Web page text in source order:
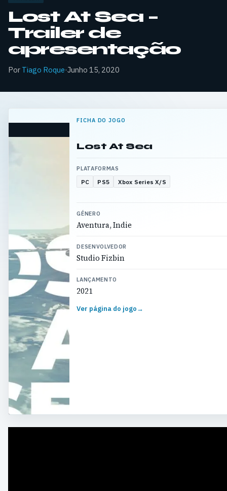
Lost At Sea –
Trailer de
apresentação
Por Tiago Roque·Junho 15, 2020
FICHA DO JOGO
Lost At Sea
PLATAFORMAS
PC PS5 Xbox Series X/S
GÉNERO
Aventura, Indie
DESENVOLVEDOR
Studio Fizbin
LANÇAMENTO
2021
Ver página do jogo→